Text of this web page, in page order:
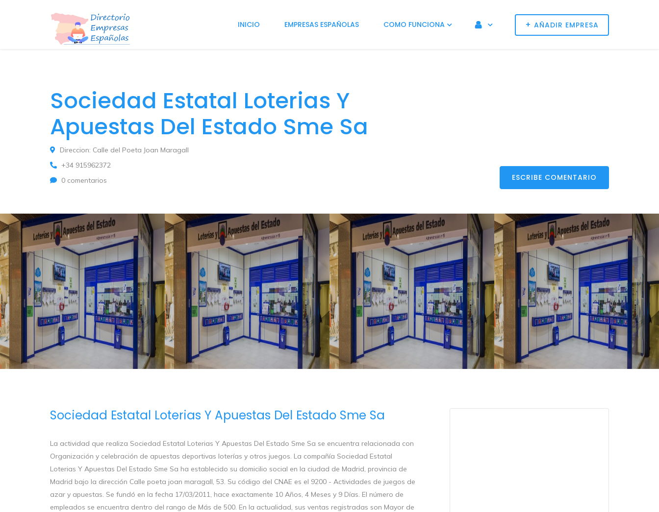
+ AÑADIR EMPRESA
INICIO EMPRESAS ESPAÑOLAS COMO FUNCIONA
Sociedad Estatal Loterias Y
Apuestas Del Estado Sme Sa
Direccion: Calle del Poeta Joan Maragall
+34 915962372
0 comentarios
ESCRIBE COMENTARIO
Sociedad Estatal Loterias Y Apuestas Del Estado Sme Sa
La actividad que realiza Sociedad Estatal Loterias Y Apuestas Del Estado Sme Sa se encuentra relacionada con
Organización y celebración de apuestas deportivas loterías y otros juegos. La compañía Sociedad Estatal
Loterias Y Apuestas Del Estado Sme Sa ha establecido su domicilio social en la ciudad de Madrid, provincia de
Madrid bajo la dirección Calle poeta joan maragall, 53. Su código del CNAE es el 9200 - Actividades de juegos de
azar y apuestas. Se fundó en la fecha 17/03/2011, hace exactamente 10 Años, 4 Meses y 9 Días. El número de
empleados se encuentra dentro del rango de Más de 500. En la actualidad, sus ventas registradas son Mayor de